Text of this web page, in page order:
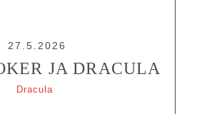
27.5.2026
JA DRACULA
Dracula